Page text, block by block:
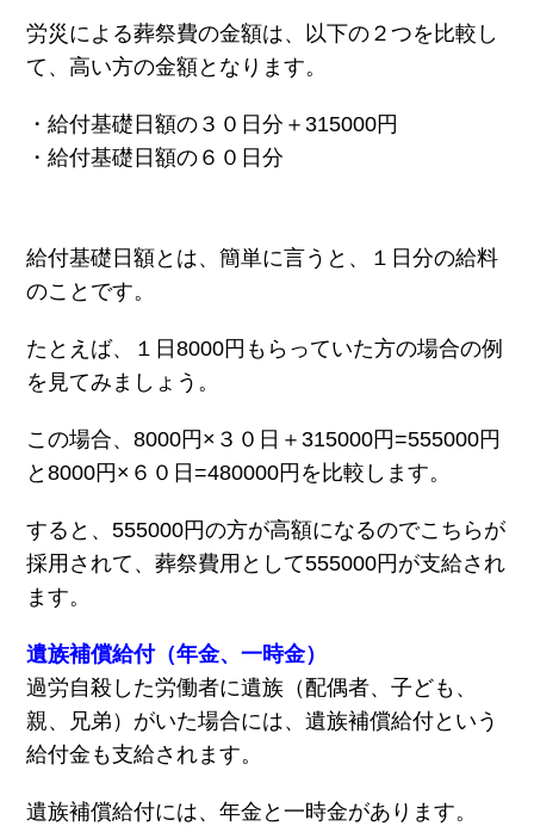
労災による葬祭費の金額は、以下の２つを比較し
て、高い方の金額となります。
・給付基礎日額の３０日分＋315000円
・給付基礎日額の６０日分
給付基礎日額とは、簡単に言うと、１日分の給料
のことです。
たとえば、１日8000円もらっていた方の場合の例
を見てみましょう。
この場合、8000円×３０日＋315000円=555000円
と8000円×６０日=480000円を比較します。
すると、555000円の方が高額になるのでこちらが
採用されて、葬祭費用として555000円が支給され
ます。
遺族補償給付（年金、一時金）
過労自殺した労働者に遺族（配偶者、子ども、
親、兄弟）がいた場合には、遺族補償給付という
給付金も支給されます。
遺族補償給付には、年金と一時金があります。